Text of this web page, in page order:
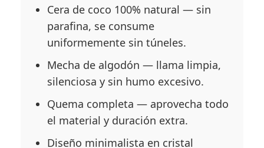
Cera de coco 100% natural — sin
parafina, se consume
uniformemente sin túneles.
Mecha de algodón — llama limpia,
silenciosa y sin humo excesivo.
Quema completa — aprovecha todo
el material y duración extra.
Diseño minimalista en cristal